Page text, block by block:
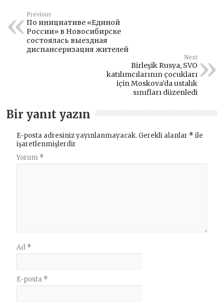
Previous
По инициативе «Единой
России» в Новосибирске
состоялась выездная
диспансеризация жителей
Next
Birleşik Rusya, SVO
katılımcılarının çocukları
için Moskova’da ustalık
sınıfları düzenledi
Bir yanıt yazın
E-posta adresiniz yayınlanmayacak. Gerekli alanlar * ile
işaretlenmişlerdir
Yorum *
Ad *
E-posta *